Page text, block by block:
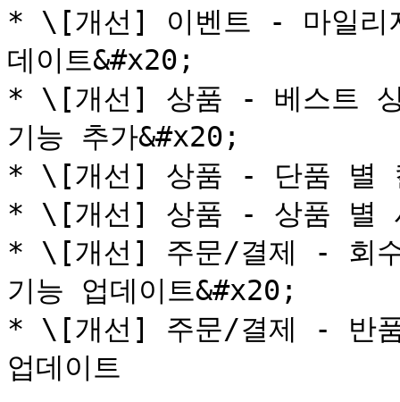
* \[개선] 이벤트 - 마일리
데이트&#x20;
* \[개선] 상품 - 베스트 상
기능 추가&#x20;
* \[개선] 상품 - 단품 별
* \[개선] 상품 - 상품 별
* \[개선] 주문/결제 - 회수
기능 업데이트&#x20;
* \[개선] 주문/결제 - 반품
업데이트